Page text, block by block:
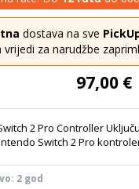
dostava na sve
vrijedi za narudžbe
97,00 €
2 Pro Controller
Switch 2 Pro
2 god